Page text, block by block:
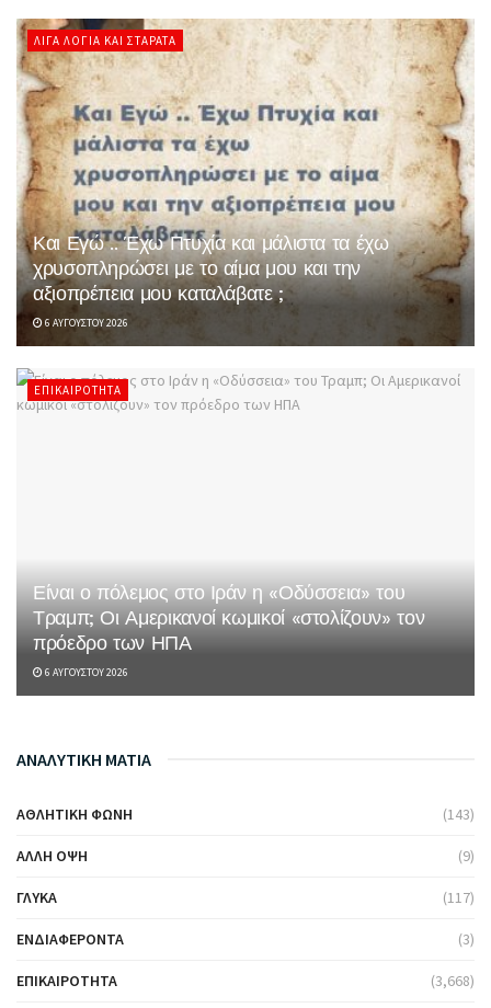
ΛΊΓΑ ΛΌΓΙΑ ΚΑΙ ΣΤΑΡΆΤΑ
Και Εγώ .. Έχω Πτυχία και μάλιστα τα έχω
χρυσοπληρώσει με το αίμα μου και την
αξιοπρέπεια μου καταλάβατε ;
6 ΑΥΓΟΎΣΤΟΥ 2026
ΕΠΙΚΑΙΡΌΤΗΤΑ
Είναι ο πόλεμος στο Ιράν η «Οδύσσεια» του
Τραμπ; Οι Αμερικανοί κωμικοί «στολίζουν» τον
πρόεδρο των ΗΠΑ
6 ΑΥΓΟΎΣΤΟΥ 2026
ΑΝΑΛΥΤΙΚΗ ΜΑΤΙΑ
ΑΘΛΗΤΙΚΉ ΦΩΝΉ (143)
ΆΛΛΗ ΌΨΗ (9)
ΓΛΥΚΆ (117)
ΕΝΔΙΑΦΈΡΟΝΤΑ (3)
ΕΠΙΚΑΙΡΌΤΗΤΑ (3,668)